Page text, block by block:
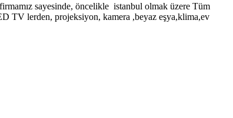
sayesinde, öncelikle istanbul olmak üzere Tüm
TV lerden, projeksiyon, kamera ,beyaz eşya,klima,ev